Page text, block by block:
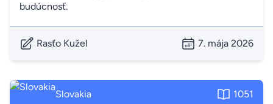
budúcnosť.
Rasťo Kužel 7. mája 2026
Slovakia 1051